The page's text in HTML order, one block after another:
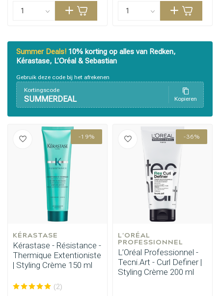
Summer Deals! 10% korting op alles van Redken,
Kérastase, L’Oréal & Sebastian
Gebruik deze code bij het afrekenen
Kortingscode
SUMMERDEAL Kopieren
-19%
KÉRASTASE
Kérastase - Résistance -
Thermique Extentioniste
| Styling Crème 150 ml
(2)
-36%
L'ORÉAL
PROFESSIONNEL
L’Oréal Professionnel -
Tecni.Art - Curl Definer |
Styling Crème 200 ml